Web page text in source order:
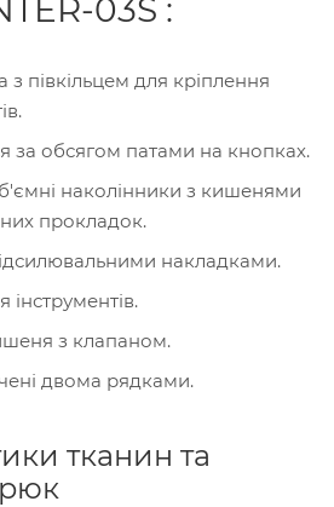
03S :
з півкільцем для кріплення
за обсягом патами на кнопках.
наколінники з кишенями
прокладок.
накладками.
з клапаном.
двома рядками.
тканин та